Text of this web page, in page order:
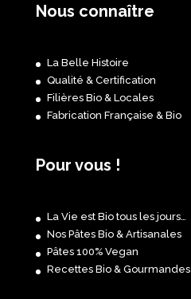
Nous connaître
La Belle Histoire
Qualité & Certification
Filières Bio & Locales
Fabrication Française & Bio
Pour vous !
La Vie est Bio tous les jours…
Nos Pâtes Bio & Artisanales
Pâtes 100% Vegan
Recettes Bio & Gourmandes